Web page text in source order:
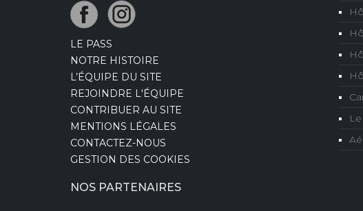
LE PASS
NOTRE HISTOIRE
L’ÉQUIPE DU SITE
REJOINDRE L'ÉQUIPE
CONTRIBUER AU SITE
MENTIONS LÉGALES
CONTACTEZ-NOUS
GESTION DES COOKIES
NOS PARTENAIRES